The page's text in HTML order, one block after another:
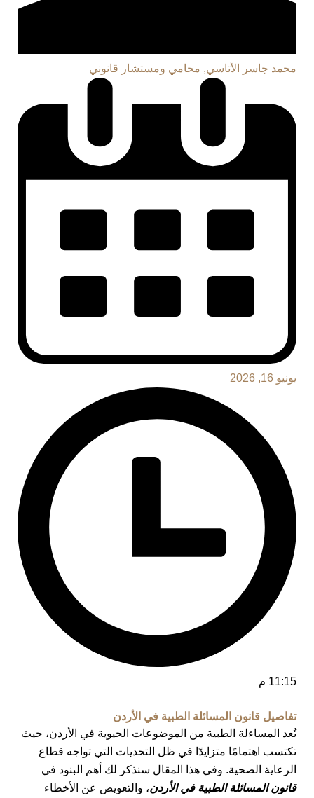
محمد جاسر الأتاسي, محامي ومستشار قانوني
يونيو 16, 2026
11:15 م
تفاصيل قانون المسائلة الطبية في الأردن
تُعد المساءلة الطبية من الموضوعات الحيوية في الأردن، حيث
تكتسب اهتمامًا متزايدًا في ظل التحديات التي تواجه قطاع
الرعاية الصحية. وفي هذا المقال سنذكر لك أهم البنود في
قانونالمسائلة الطبية في الأردن، والتعويض عن الأخطاء